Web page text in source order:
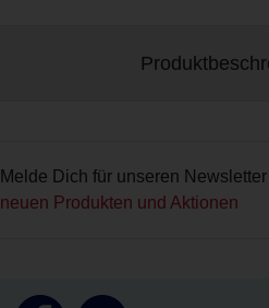
Melde Dich für unseren
neuen Produkten und Aktionen